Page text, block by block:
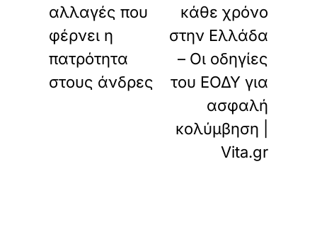
αλλαγές που
φέρνει η
πατρότητα
στους άνδρες
κάθε χρόνο
στην Ελλάδα
– Οι οδηγίες
του ΕΟΔΥ για
ασφαλή
κολύμβηση |
Vita.gr